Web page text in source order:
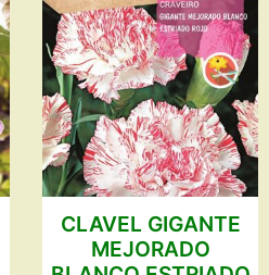
CLAVEL GIGANTE
MEJORADO